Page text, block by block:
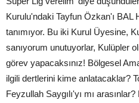
Kurulu'ndaki Tayfun Özkan'ı BAL
tanımıyor. Bu iki Kurul Üyesine,
sanıyorum unutuyorlar, Kulüpler
görev yapacaksınız! Bölgesel
ilgili dertlerini kime anlatacaklar?
Feyzullah Saygılı'yı mı